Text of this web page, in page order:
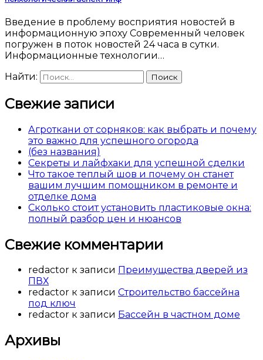
Введение в проблему восприятия новостей в
информационную эпоху Современный человек
погружен в поток новостей 24 часа в сутки.
Информационные технологии…
Найти:
Свежие записи
Агроткани от сорняков: как выбрать и почему
это важно для успешного огорода
(без названия)
Секреты и лайфхаки для успешной сделки
Что такое теплый шов и почему он станет
вашим лучшим помощником в ремонте и
отделке дома
Сколько стоит установить пластиковые окна:
полный разбор цен и нюансов
Свежие комментарии
redactor к записи Преимущества дверей из
ПВХ
redactor к записи Строительство бассейна
под ключ
redactor к записи Бассейн в частном доме
Архивы